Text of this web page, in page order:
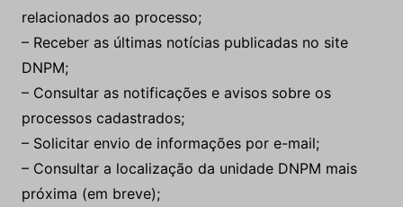
relacionados ao processo;
– Receber as últimas notícias publicadas no site
DNPM;
– Consultar as notificações e avisos sobre os
processos cadastrados;
– Solicitar envio de informações por e-mail;
– Consultar a localização da unidade DNPM mais
próxima (em breve);